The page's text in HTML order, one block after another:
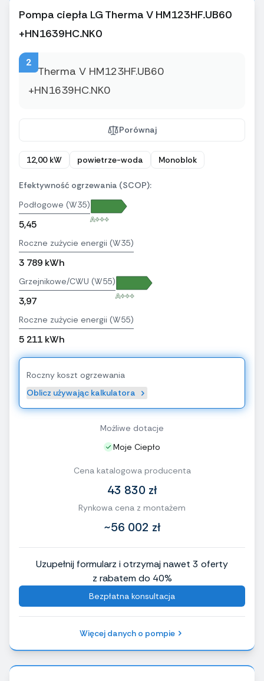
Pompa ciepła LG Therma V HM123HF.UB60
+HN1639HC.NK0
2
Porównaj
12,00 kW powietrze-woda Monoblok
Efektywność ogrzewania (SCOP):
Podłogowe (W35)
5,45 A+++
Roczne zużycie energii (W35)
3 789 kWh
Grzejnikowe/CWU (W55)
3,97 A+++
Roczne zużycie energii (W55)
5 211 kWh
Roczny koszt ogrzewania
Oblicz używając kalkulatora
Możliwe dotacje
Moje Ciepło
Cena katalogowa producenta
43 830 zł
Rynkowa cena z montażem
~56 002 zł
Uzupełnij formularz i otrzymaj nawet 3 oferty
z rabatem do 40%
Bezpłatna konsultacja
Więcej danych o pompie